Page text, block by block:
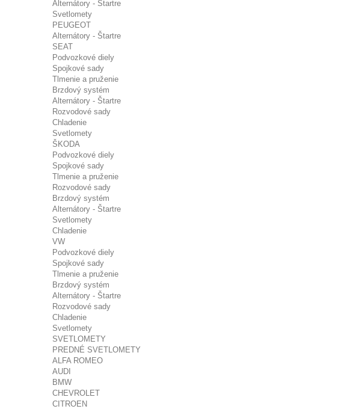
Alternátory - Štartre
Svetlomety
PEUGEOT
Alternátory - Štartre
SEAT
Podvozkové diely
Spojkové sady
Tlmenie a pruženie
Brzdový systém
Alternátory - Štartre
Rozvodové sady
Chladenie
Svetlomety
ŠKODA
Podvozkové diely
Spojkové sady
Tlmenie a pruženie
Rozvodové sady
Brzdový systém
Alternátory - Štartre
Svetlomety
Chladenie
VW
Podvozkové diely
Spojkové sady
Tlmenie a pruženie
Brzdový systém
Alternátory - Štartre
Rozvodové sady
Chladenie
Svetlomety
SVETLOMETY
PREDNÉ SVETLOMETY
ALFA ROMEO
AUDI
BMW
CHEVROLET
CITROEN